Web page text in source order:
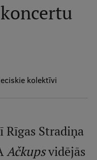
kolektīvi
Rīgas Stradiņa
Ačkupsvidējās